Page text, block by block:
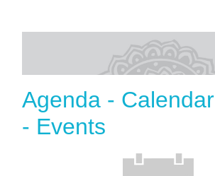
Agenda - Calendar
- Events